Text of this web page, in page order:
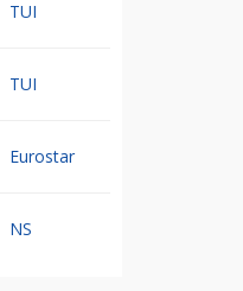
TUI
TUI
Eurostar
NS